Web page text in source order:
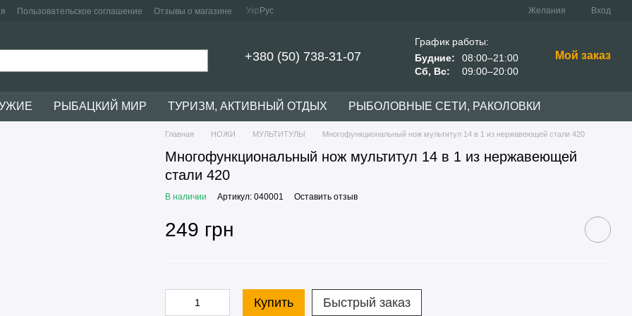
Пользовательское соглашение Отзывы о магазине Укр Рус Желания Вход
+380 (50) 738-31-07
График работы:
Будние:
08:00–21:00
Сб, Вс:
09:00–20:00
Мой заказ
РЫБАЦКИЙ МИР ТУРИЗМ, АКТИВНЫЙ ОТДЫХ РЫБОЛОВНЫЕ СЕТИ, РАКОЛОВКИ
Главная НОЖИ МУЛЬТИТУЛЫ Многофункциональный нож мультитул 14 в 1 из нержавеющей стали 420
Многофункциональный нож мультитул 14 в 1 из нержавеющей
стали 420
В наличии Артикул: 040001 Оставить отзыв
249 грн
Купить Быстрый заказ